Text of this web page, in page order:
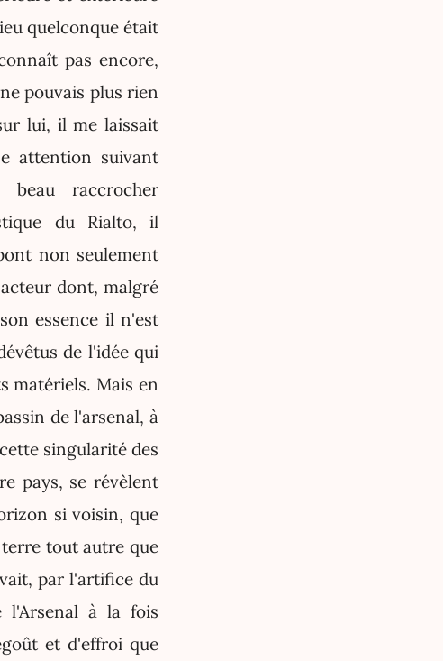
quelconque était
pas encore,
pouvais plus rien
lui, il me laissait
attention suivant
beau raccrocher
du Rialto, il
non seulement
dont, malgré
essence il n'est
de l'idée qui
matériels. Mais en
de l'arsenal, à
singularité des
pays, se révèlent
si voisin, que
tout autre que
par l'artifice du
l'Arsenal à la fois
et d'effroi que